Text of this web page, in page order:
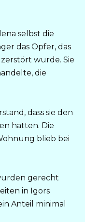
selbst die
das Opfer, das
wurde. Sie
die
dass sie den
hatten. Die
blieb bei
gerecht
in Igors
Anteil minimal